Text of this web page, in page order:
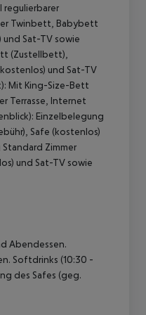
regulierbarer
Twinbett, Babybett
Sat-TV sowie
(Zustellbett),
und Sat-TV
Mit King-Size-Bett
Terrasse, Internet
Einzelbelegung
Safe (kostenlos)
Zimmer
und Sat-TV sowie
Abendessen.
Softdrinks (10:30 -
des Safes (geg.